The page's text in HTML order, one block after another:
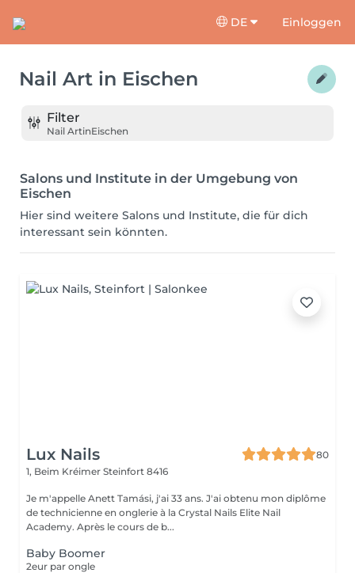
DE Einloggen
Nail Art in Eischen
Filter
Nail ArtinEischen
Salons und Institute in der Umgebung von
Eischen
Hier sind weitere Salons und Institute, die für dich
interessant sein könnten.
Lux Nails
80
1, Beim Kréimer Steinfort 8416
Je m'appelle Anett Tamási, j'ai 33 ans. J'ai obtenu mon diplôme
de technicienne en onglerie à la Crystal Nails Elite Nail
Academy. Après le cours de b...
Baby Boomer
2eur par ongle